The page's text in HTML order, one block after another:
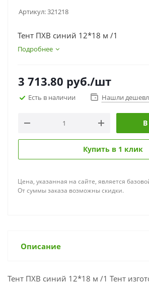
Артикул:321218
Тент ПХВ синий 12*18 м /1
Подробнее
3 713.80 руб./шт
Есть в наличии Нашли
Купить в 1 клик
Цена, указанная на сайте, является
От суммы заказа возможны скидки.
Описание
Тент ПХВ синий 12*18 м /1 Тент